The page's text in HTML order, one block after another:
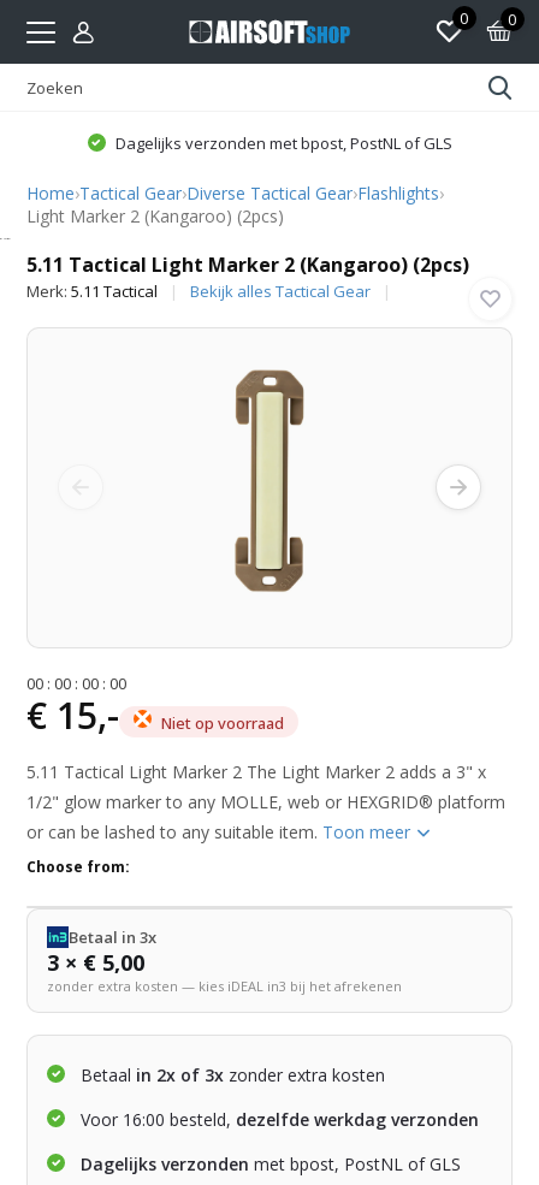
0 0
Dagelijks verzonden met bpost, PostNL of GLS
Home›Tactical Gear›Diverse Tactical Gear›Flashlights›
Light Marker 2 (Kangaroo) (2pcs)
5.11 Tactical Light Marker 2 (Kangaroo) (2pcs)
Merk:5.11 Tactical Bekijk alles Tactical Gear
00 :00 :00 :00
€ 15,- Niet op voorraad
5.11 Tactical Light Marker 2 The Light Marker 2 adds a 3" x
1/2" glow marker to any MOLLE, web or HEXGRID® platform
or can be lashed to any suitable item. Toon meer
Choose from:
Betaal in 3x
3 × € 5,00
zonder extra kosten — kies iDEAL in3 bij het afrekenen
Betaal in 2x of 3x zonder extra kosten
Voor 16:00 besteld, dezelfde werkdag verzonden
Dagelijks verzonden met bpost, PostNL of GLS